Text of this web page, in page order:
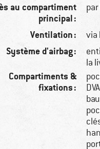
au compartiment
principal :
Ventilation : via
Système d'airbag :
la
Compartiments &
fixations :